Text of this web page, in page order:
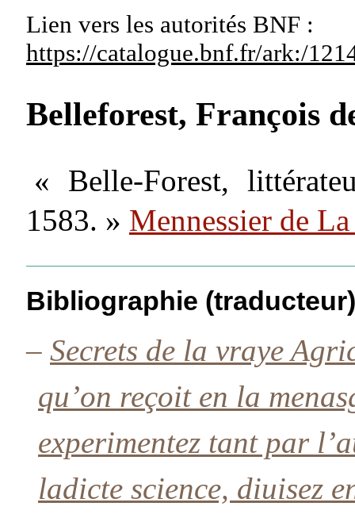
Lien vers les autorités BNF :
https://catalogue.bnf.fr/ark:/
Belleforest, François
« Belle-Forest,
1583. » Mennessier de
Bibliographie (traducteur)
– Secrets de la vraye
qu’on reçoit en la
experimentez tant par
ladicte science, diuisez